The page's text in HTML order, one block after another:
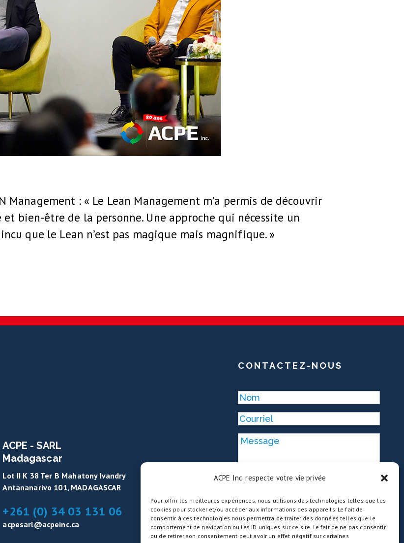
ACPE Inc. respecte votre vie privée
Pour offrir les meilleures expériences, nous utilisons des technologies telles que les
cookies pour stocker et/ou accéder aux informations des appareils. Le fait de
consentir à ces technologies nous permettra de traiter des données telles que le
comportement de navigation ou les ID uniques sur ce site. Le fait de ne pas consentir
ou de retirer son consentement peut avoir un effet négatif sur certaines
Management : « Le Lean Management m’a permis de découvrir
bien-être de la personne. Une approche qui nécessite un
que le Lean n’est pas magique mais magnifique. »
ACPE - SARL
Madagascar
Lot II K 38 Ter B Mahatony Ivandry
Antananarivo 101, MADAGASCAR
+261 (0) 34 03 131 06
acpesarl@acpeinc.ca
CONTACTEZ-NOUS